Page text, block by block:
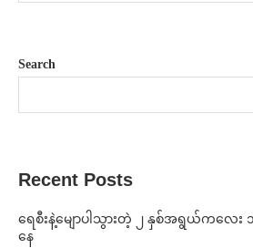
Search
Recent Posts
ရေစီးနဲ့မျောပါသွားတဲ့ ၂ နှစ်အရွယ်ကလေး ၁
နေ